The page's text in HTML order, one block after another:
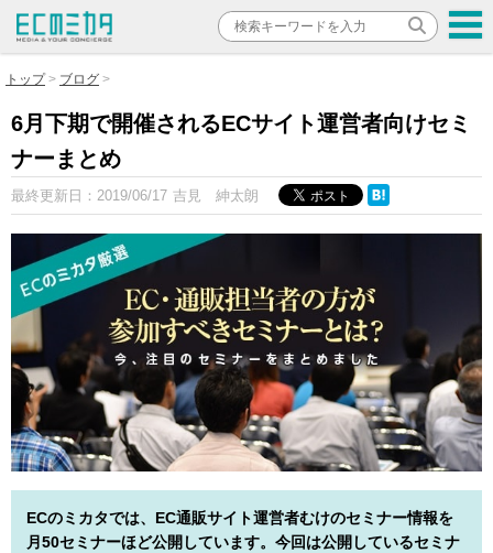
トップ ブログ
6月下期で開催されるECサイト運営者向けセミ
ナーまとめ
最終更新日： 2019/06/17 吉見 紳太朗
ECのミカタでは、EC通販サイト運営者むけのセミナー情報を
月50セミナーほど公開しています。今回は公開しているセミナ